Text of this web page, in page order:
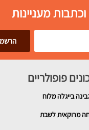
מעניינות
פופולריים
בייגלה מלוח
מרוקאית לשבת